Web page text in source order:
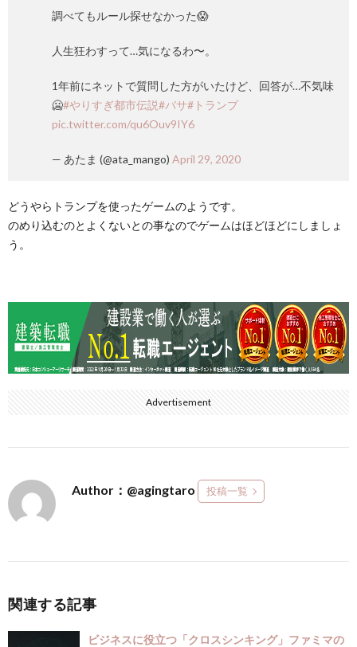
調べてもルール探せなかった😱
人生狂わすって…気になるわ〜。
1年前にネットで質問した方がいたけど、回答が…不気味
🥶#やりすぎ都市伝説#バサ#トランプ
pic.twitter.com/qu6Ouv9IY6
— あたま (@ata_mango) April 29, 2020
どうやらトランプを使ったゲームのようです。
のめり込むのとよくないとの事なのでゲームはほどほどにしましょ
う。
Advertisement
Author：@agingtaro 投稿一覧
関連する記事
ビジネスに役立つ「クロスシンキング」ファミマの